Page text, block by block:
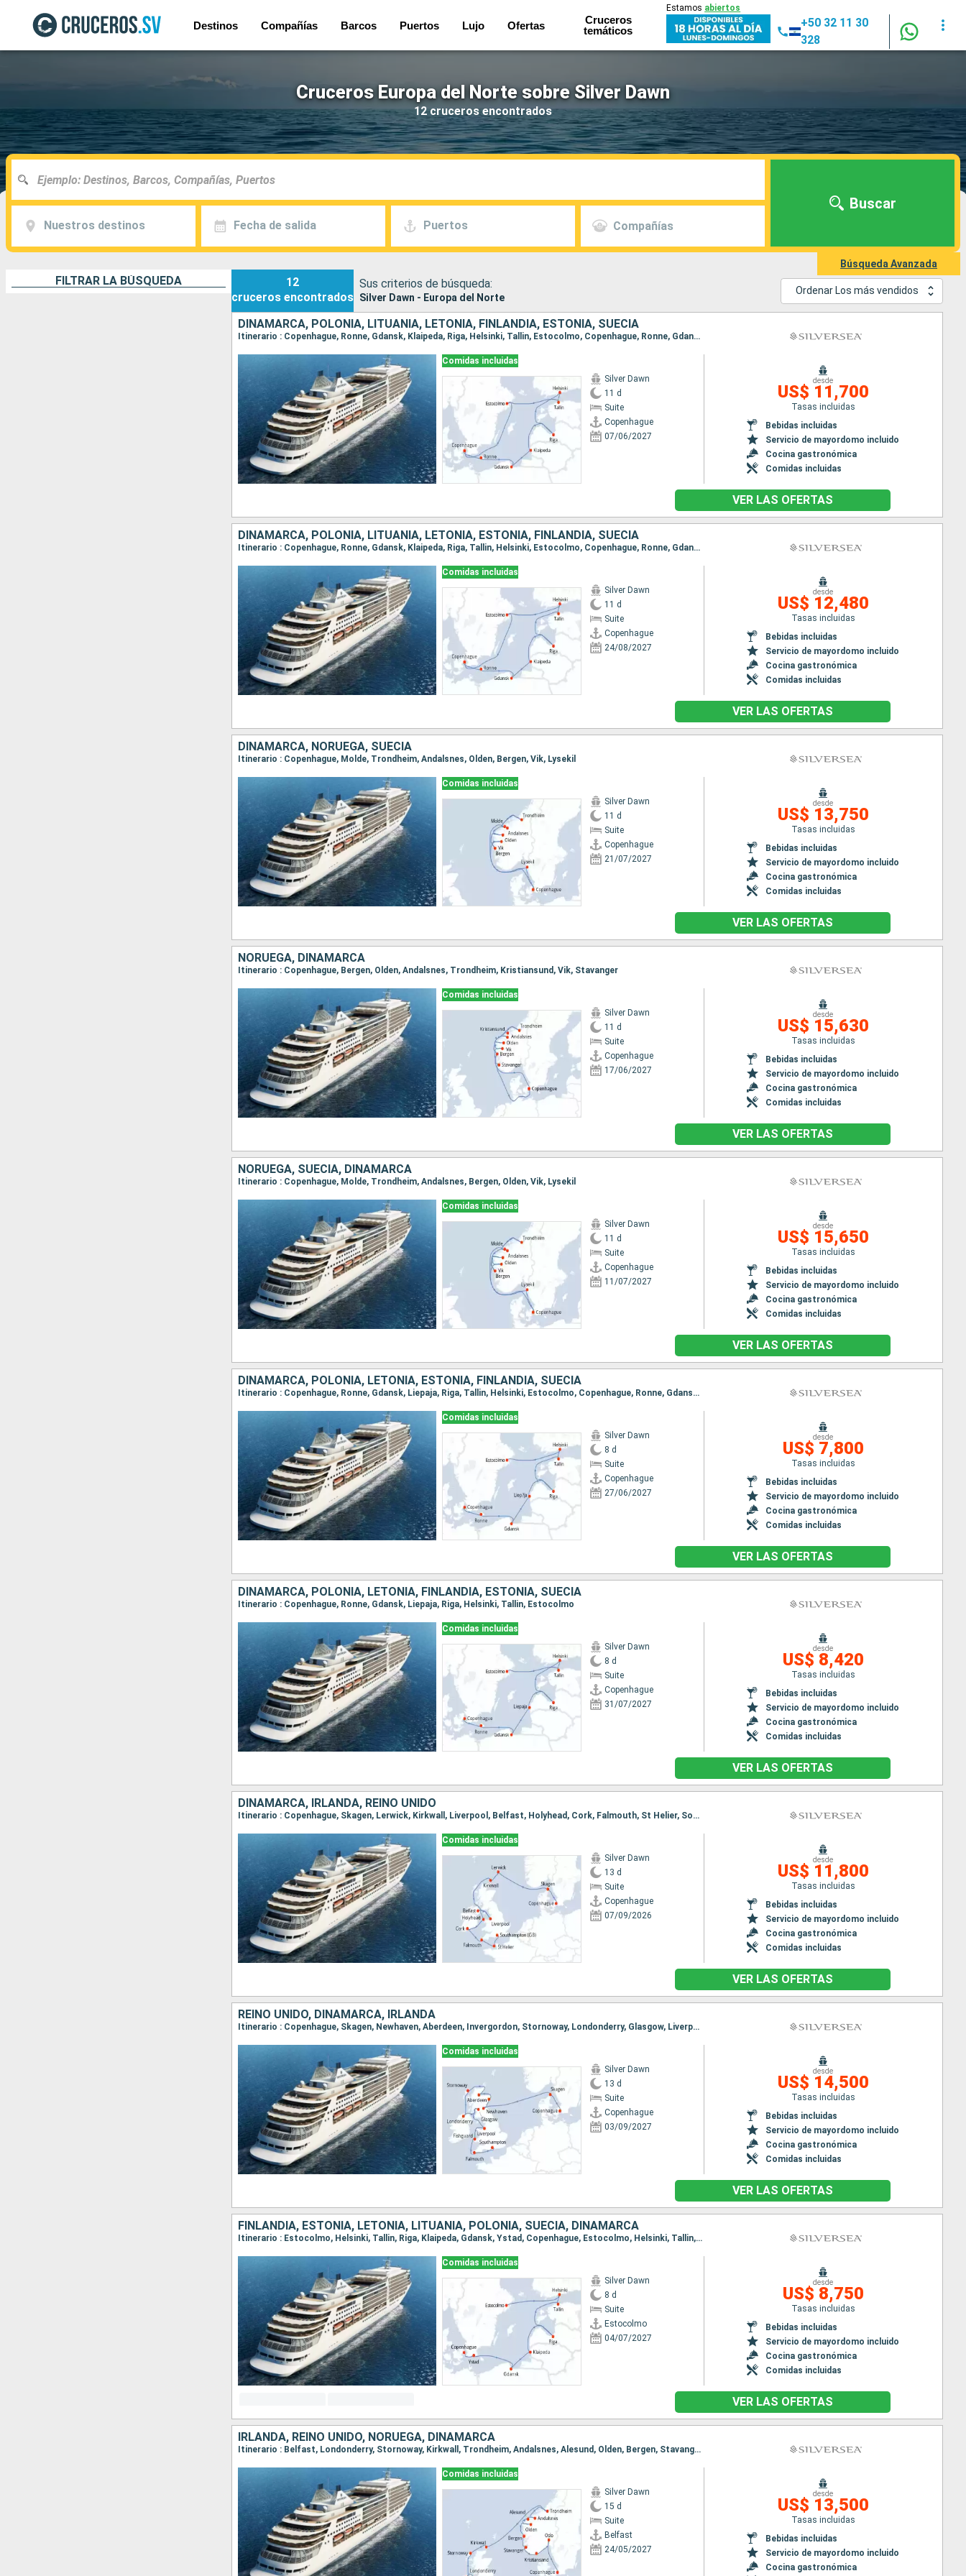
Destinos Compañías Barcos Puertos Lujo Ofertas
Cruceros
temáticos
Estamos abiertos
+50 32 11 30
328
Cruceros Europa del Norte sobre Silver Dawn
12 cruceros encontrados
Nuestros destinos Fecha de salida Puertos Compañías
Buscar
Búsqueda Avanzada
FILTRAR LA BÚSQUEDA
12
cruceros encontrados
Sus criterios de búsqueda:
Silver Dawn - Europa del Norte
Ordenar Los más vendidos
DINAMARCA, POLONIA, LITUANIA, LETONIA, FINLANDIA, ESTONIA, SUECIA
Itinerario : Copenhague, Ronne, Gdansk, Klaipeda, Riga, Helsinki, Tallin, Estocolmo, Copenhague, Ronne, Gdansk, Klaipeda, Riga, Helsinki, Tallin, Estocolmo, Copenhague
Comidas incluidas
Silver Dawn
11 d
Suite
Copenhague
07/06/2027
desde
US$ 11,700
Tasas incluidas
Bebidas incluidas
Servicio de mayordomo incluido
Cocina gastronómica
Comidas incluidas
VER LAS OFERTAS
DINAMARCA, POLONIA, LITUANIA, LETONIA, ESTONIA, FINLANDIA, SUECIA
Itinerario : Copenhague, Ronne, Gdansk, Klaipeda, Riga, Tallin, Helsinki, Estocolmo, Copenhague, Ronne, Gdansk, Klaipeda, Riga, Tallin, Helsinki, Estocolmo, Copenhague
Comidas incluidas
Silver Dawn
11 d
Suite
Copenhague
24/08/2027
desde
US$ 12,480
Tasas incluidas
Bebidas incluidas
Servicio de mayordomo incluido
Cocina gastronómica
Comidas incluidas
VER LAS OFERTAS
DINAMARCA, NORUEGA, SUECIA
Itinerario : Copenhague, Molde, Trondheim, Andalsnes, Olden, Bergen, Vik, Lysekil
Comidas incluidas
Silver Dawn
11 d
Suite
Copenhague
21/07/2027
desde
US$ 13,750
Tasas incluidas
Bebidas incluidas
Servicio de mayordomo incluido
Cocina gastronómica
Comidas incluidas
VER LAS OFERTAS
NORUEGA, DINAMARCA
Itinerario : Copenhague, Bergen, Olden, Andalsnes, Trondheim, Kristiansund, Vik, Stavanger
Comidas incluidas
Silver Dawn
11 d
Suite
Copenhague
17/06/2027
desde
US$ 15,630
Tasas incluidas
Bebidas incluidas
Servicio de mayordomo incluido
Cocina gastronómica
Comidas incluidas
VER LAS OFERTAS
NORUEGA, SUECIA, DINAMARCA
Itinerario : Copenhague, Molde, Trondheim, Andalsnes, Bergen, Olden, Vik, Lysekil
Comidas incluidas
Silver Dawn
11 d
Suite
Copenhague
11/07/2027
desde
US$ 15,650
Tasas incluidas
Bebidas incluidas
Servicio de mayordomo incluido
Cocina gastronómica
Comidas incluidas
VER LAS OFERTAS
DINAMARCA, POLONIA, LETONIA, ESTONIA, FINLANDIA, SUECIA
Itinerario : Copenhague, Ronne, Gdansk, Liepaja, Riga, Tallin, Helsinki, Estocolmo, Copenhague, Ronne, Gdansk, Liepaja, Riga, Tallin, Helsinki, Estocolmo
Comidas incluidas
Silver Dawn
8 d
Suite
Copenhague
27/06/2027
desde
US$ 7,800
Tasas incluidas
Bebidas incluidas
Servicio de mayordomo incluido
Cocina gastronómica
Comidas incluidas
VER LAS OFERTAS
DINAMARCA, POLONIA, LETONIA, FINLANDIA, ESTONIA, SUECIA
Itinerario : Copenhague, Ronne, Gdansk, Liepaja, Riga, Helsinki, Tallin, Estocolmo
Comidas incluidas
Silver Dawn
8 d
Suite
Copenhague
31/07/2027
desde
US$ 8,420
Tasas incluidas
Bebidas incluidas
Servicio de mayordomo incluido
Cocina gastronómica
Comidas incluidas
VER LAS OFERTAS
DINAMARCA, IRLANDA, REINO UNIDO
Itinerario : Copenhague, Skagen, Lerwick, Kirkwall, Liverpool, Belfast, Holyhead, Cork, Falmouth, St Helier, Southampton, Copenhague, Skagen, Lerwick, Kirkwall, Liverpool, Belfast, Holyhead, Cork, Falmouth, St Helier, Southampton
Comidas incluidas
Silver Dawn
13 d
Suite
Copenhague
07/09/2026
desde
US$ 11,800
Tasas incluidas
Bebidas incluidas
Servicio de mayordomo incluido
Cocina gastronómica
Comidas incluidas
VER LAS OFERTAS
REINO UNIDO, DINAMARCA, IRLANDA
Itinerario : Copenhague, Skagen, Newhaven, Aberdeen, Invergordon, Stornoway, Londonderry, Glasgow, Liverpool, Fishguard, Falmouth, Southampton
Comidas incluidas
Silver Dawn
13 d
Suite
Copenhague
03/09/2027
desde
US$ 14,500
Tasas incluidas
Bebidas incluidas
Servicio de mayordomo incluido
Cocina gastronómica
Comidas incluidas
VER LAS OFERTAS
FINLANDIA, ESTONIA, LETONIA, LITUANIA, POLONIA, SUECIA, DINAMARCA
Itinerario : Estocolmo, Helsinki, Tallin, Riga, Klaipeda, Gdansk, Ystad, Copenhague, Estocolmo, Helsinki, Tallin, Riga, Klaipeda, Gdansk, Ystad, Copenhague
Comidas incluidas
Silver Dawn
8 d
Suite
Estocolmo
04/07/2027
desde
US$ 8,750
Tasas incluidas
Bebidas incluidas
Servicio de mayordomo incluido
Cocina gastronómica
Comidas incluidas
VER LAS OFERTAS
IRLANDA, REINO UNIDO, NORUEGA, DINAMARCA
Itinerario : Belfast, Londonderry, Stornoway, Kirkwall, Trondheim, Andalsnes, Alesund, Olden, Bergen, Stavanger, Kristiansand, Oslo, Copenhague, Belfast, Londonderry, Stornoway, Kirkwall, Trondheim, Andalsnes, Alesund, Olden, Bergen, Stavanger, Kristiansand, Oslo, Copenhague
Comidas incluidas
Silver Dawn
15 d
Suite
Belfast
24/05/2027
desde
US$ 13,500
Tasas incluidas
Bebidas incluidas
Servicio de mayordomo incluido
Cocina gastronómica